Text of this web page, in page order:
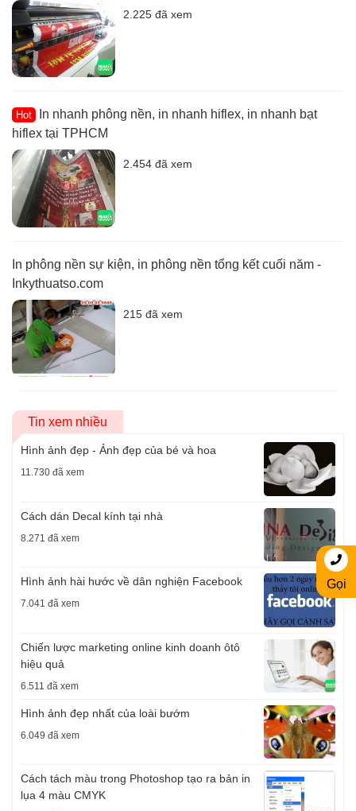
2.225 đã xem
Hot
In nhanh phông nền, in nhanh hiflex, in nhanh bạt
hiflex tại TPHCM
2.454 đã xem
In phông nền sự kiện, in phông nền tổng kết cuối năm -
Inkythuatso.com
215 đã xem
Tin xem nhiều
Hình ảnh đẹp - Ảnh đẹp của bé và hoa
11.730 đã xem
Cách dán Decal kính tại nhà
8.271 đã xem
Hình ảnh hài hước về dân nghiện Facebook
7.041 đã xem
Chiến lược marketing online kinh doanh ôtô
hiệu quả
6.511 đã xem
Hình ảnh đẹp nhất của loài bướm
6.049 đã xem
Cách tách màu trong Photoshop tạo ra bản in
lụa 4 màu CMYK
Gọi